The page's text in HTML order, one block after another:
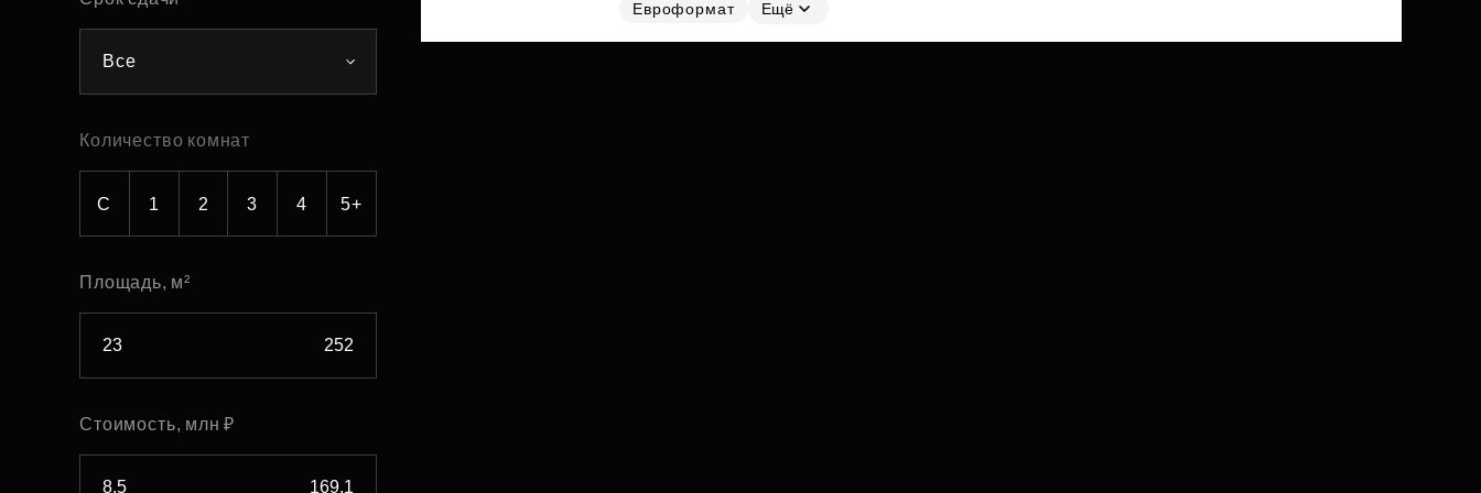
Рефинансирование
Субсидии
Все
Количество комнат
С 1 2 3 4 5+
Площадь, м²
Стоимость, млн ₽
Евроформат
Ещё